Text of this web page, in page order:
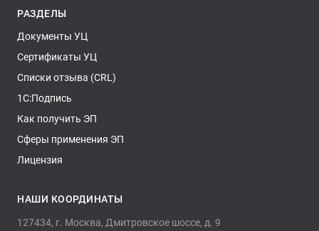
РАЗДЕЛЫ
Документы УЦ
Сертификаты УЦ
Списки отзыва (CRL)
1С:Подпись
Как получить ЭП
Сферы применения ЭП
Лицензия
НАШИ КООРДИНАТЫ
127434, г. Москва, Дмитровское шоссе, д. 9